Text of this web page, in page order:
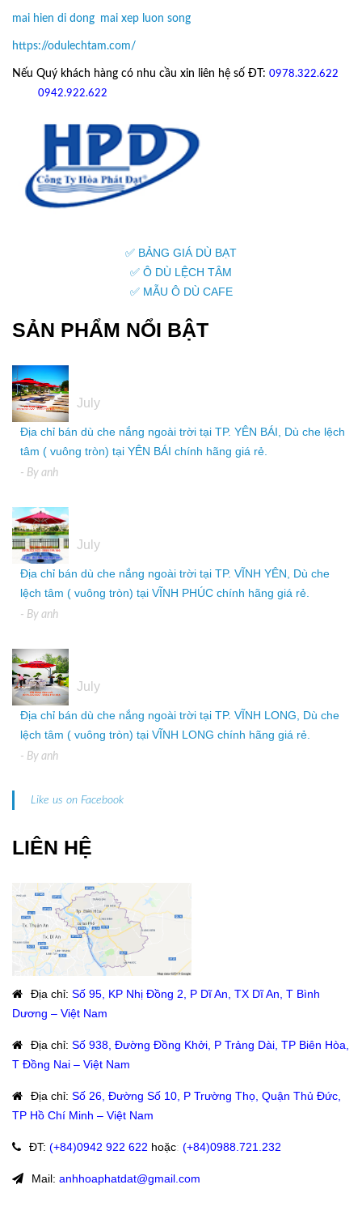
mai hien di dong mai xep luon song
https://odulechtam.com/
Nếu Quý khách hàng có nhu cầu xin liên hệ số ĐT: 0978.322.622
0942.922.622
✅ BẢNG GIÁ DÙ BẠT
✅ Ô DÙ LỆCH TÂM
✅ MẪU Ô DÙ CAFE
SẢN PHẨM NỔI BẬT
July
Địa chỉ bán dù che nắng ngoài trời tại TP. YÊN BÁI, Dù che lệch
tâm ( vuông tròn) tại YÊN BÁI chính hãng giá rẻ.
- By anh
July
Địa chỉ bán dù che nắng ngoài trời tại TP. VĨNH YÊN, Dù che
lệch tâm ( vuông tròn) tại VĨNH PHÚC chính hãng giá rẻ.
- By anh
July
Địa chỉ bán dù che nắng ngoài trời tại TP. VĨNH LONG, Dù che
lệch tâm ( vuông tròn) tại VĨNH LONG chính hãng giá rẻ.
- By anh
Like us on Facebook
LIÊN HỆ
Địa chỉ: Số 95, KP Nhị Đồng 2, P Dĩ An, TX Dĩ An, T Bình
Dương – Việt Nam
Địa chỉ: Số 938, Đường Đồng Khởi, P Trảng Dài, TP Biên Hòa,
T Đồng Nai – Việt Nam
Địa chỉ: Số 26, Đường Số 10, P Trường Thọ, Quận Thủ Đức,
TP Hồ Chí Minh – Việt Nam
ĐT: (+84)0942 922 622 hoặc: (+84)0988.721.232
Mail: anhhoaphatdat@gmail.com